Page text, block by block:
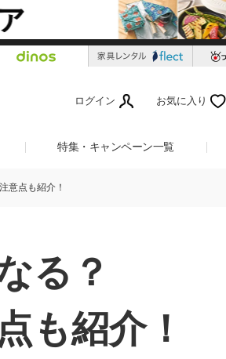
ログイン お気に入り
特集・キャンペーン一覧
意点も紹介！
る？
も紹介！